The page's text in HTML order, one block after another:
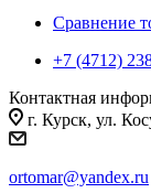
Сравнение
+7 (4712)
Контактная
г. Курск, ул.
ortomar@yandex.ru